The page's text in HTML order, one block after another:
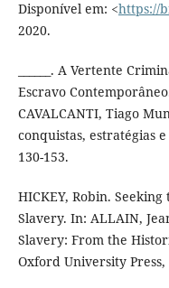
Disponível em: <https://
2020.
______. A Vertente
Escravo
CAVALCANTI, Tiago
conquistas, estratégias
130-153.
HICKEY, Robin.
Slavery. In: ALLAIN,
Slavery: From the
Oxford University Press,